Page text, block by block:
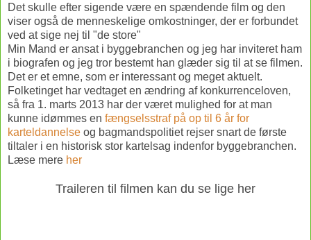
Det skulle efter sigende være en spændende film og den
viser også de menneskelige omkostninger, der er forbundet
ved at sige nej til "de store"
Min Mand er ansat i byggebranchen og jeg har inviteret ham
i biografen og jeg tror bestemt han glæder sig til at se filmen.
Det er et emne, som er interessant og meget aktuelt.
Folketinget har vedtaget en ændring af konkurrenceloven,
så fra 1. marts 2013 har der været mulighed for at man
kunne idømmes en fængselsstraf på op til 6 år for
karteldannelse og bagmandspolitiet rejser snart de første
tiltaler i en historisk stor kartelsag indenfor byggebranchen.
Læse mere her
Traileren til filmen kan du se lige her